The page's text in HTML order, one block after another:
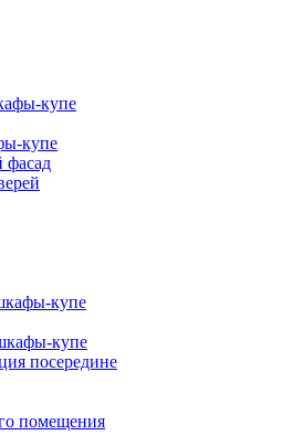
купе
купе
фасад
купе
купе
посередине
помещения